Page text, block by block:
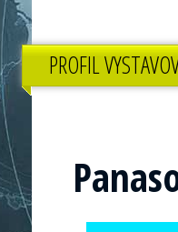
PROFIL